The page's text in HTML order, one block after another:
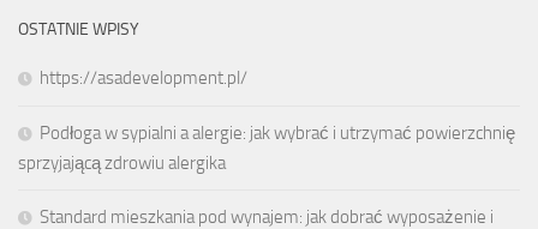
OSTATNIE WPISY
https://asadevelopment.pl/
Podłoga w sypialni a alergie: jak wybrać i utrzymać powierzchnię
sprzyjającą zdrowiu alergika
Standard mieszkania pod wynajem: jak dobrać wyposażenie i